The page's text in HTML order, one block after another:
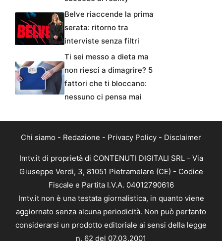
Belve riaccende la prima
serata: ritorno tra
interviste senza filtri
Ti sei messo a dieta ma
non riesci a dimagrire? 5
fattori che ti bloccano:
nessuno ci pensa mai
Chi siamo - Redazione - Privacy Policy - Disclaimer
Imtv.it di proprietà di CONTENUTI DIGITALI SRL - Via
Giuseppe Verdi, 3, 81051 Pietramelare (CE) - Codice
Fiscale e Partita I.V.A. 04012790616
Imtv.it non è una testata giornalistica, in quanto viene
aggiornato senza alcuna periodicità. Non può pertanto
considerarsi un prodotto editoriale ai sensi della legge
n. 62 del 07.03.2001